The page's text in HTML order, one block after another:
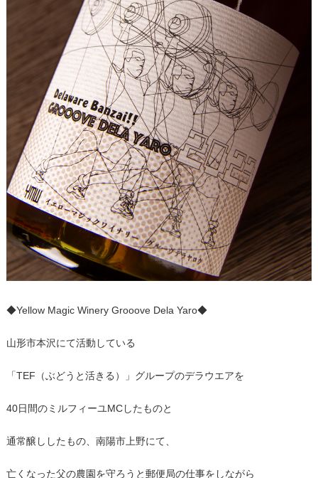
◆Yellow Magic Winery Grooove Dela Yaro◆
山形市本沢にて活動している
「TEF（ぶどうと活きる）」グループのデラウエアを
40日間のミルフィーユMCしたものと
通常醸ししたもの、南陽市上野にて、
亡くなった父の農園を守ろうと郵便局の仕事をしながら